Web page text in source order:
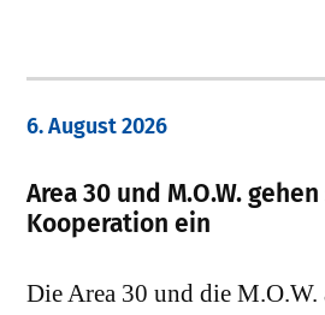
6. August 2026
Area 30 und M.O.W.
Kooperation ein
Die Area 30 und die M.O.W.